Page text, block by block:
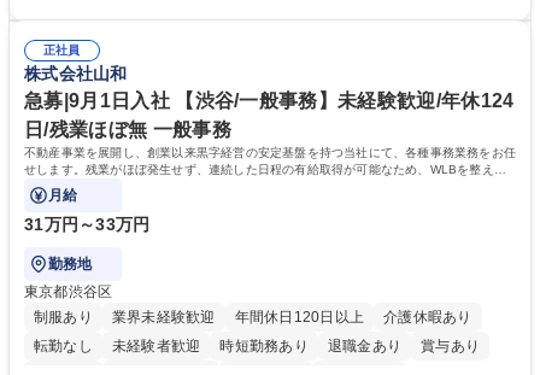
道路施設や道路工事現場の見学ツアー事業 ※入社後は上記いずれかの部門
へ配属。※業務内容変更の範囲：会社の定める業務 募集職種 【都庁グル
ープ】総合職（事務）◇残業月平均9時間未満／有給年平均16日取得
部門など多岐に渡る業務を経験できます。 ■様々なプロジェクト：駐車場
事業の他、新宿駅西口広場内に設置された照明を兼ねた広告「ブライトサ
イン」の管理運営を行うなど、事業収益を生み出す活動を積極的に行って
います。 学歴・資格 学歴：大学院 大学 高専 短大 専修学校 高校 語学力：
資格：
正社員
株式会社山和
急募|9月1日入社 【渋谷/一般事務】未経験歓迎/年休124
日/残業ほぼ無 一般事務
不動産事業を展開し、創業以来黒字経営の安定基盤を持つ当社にて、各種事務業務をお任
せします。残業がほぼ発生せず、連続した日程の有給取得が可能なため、WLBを整えた
い方にお勧めの環境です！
月給
31万円～33万円
勤務地
東京都渋谷区
制服あり
業界未経験歓迎 年間休日120日以上
介護休暇あり
転勤なし
未経験者歓迎 時短勤務あり 退職金あり
賞与あり